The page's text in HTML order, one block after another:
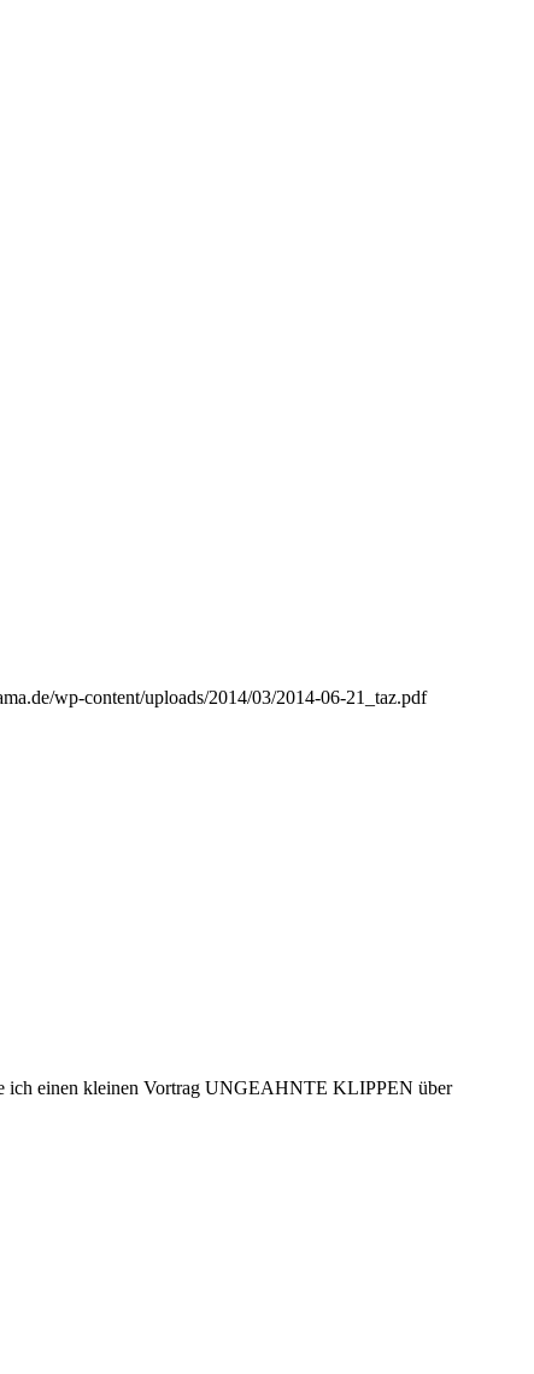
wp-content/uploads/2014/03/2014-06-21_taz.pdf
einen kleinen Vortrag UNGEAHNTE KLIPPEN über